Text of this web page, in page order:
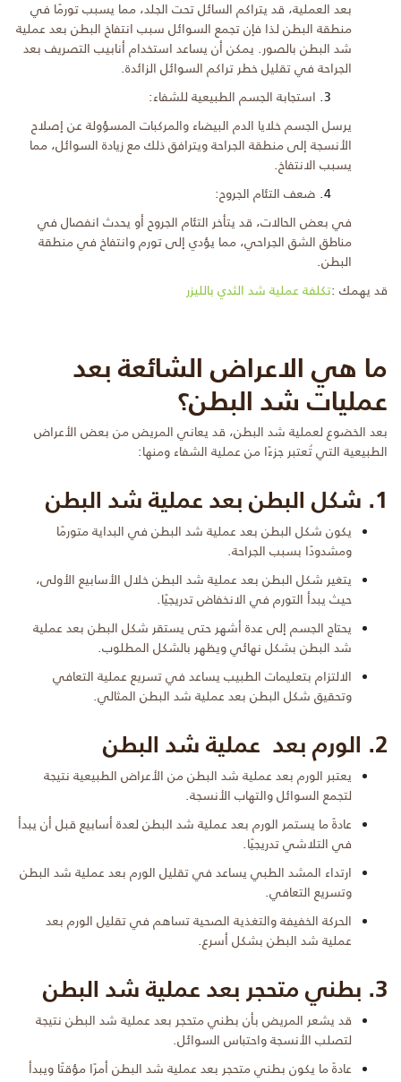
بعد العملية، قد يتراكم السائل تحت الجلد، مما يسبب تورمًا في
منطقة البطن لذا فإن تجمع السوائل سبب انتفاخ البطن بعد عملية
شد البطن بالصور. يمكن أن يساعد استخدام أنابيب التصريف بعد
الجراحة في تقليل خطر تراكم السوائل الزائدة.
استجابة الجسم الطبيعية للشفاء:
يرسل الجسم خلايا الدم البيضاء والمركبات المسؤولة عن إصلاح
الأنسجة إلى منطقة الجراحة ويترافق ذلك مع زيادة السوائل، مما
يسبب الانتفاخ.
ضعف التئام الجروح:
في بعض الحالات، قد يتأخر التئام الجروح أو يحدث انفصال في
مناطق الشق الجراحي، مما يؤدي إلى تورم وانتفاخ في منطقة
البطن.
قد يهمك :تكلفة عملية شد الثدي بالليزر
ما هي الاعراض الشائعة بعد
عمليات شد البطن؟
بعد الخضوع لعملية شد البطن، قد يعاني المريض من بعض الأعراض
الطبيعية التي تُعتبر جزءًا من عملية الشفاء ومنها:
1. شكل البطن بعد عملية شد البطن
يكون شكل البطن بعد عملية شد البطن في البداية متورمًا
ومشدودًا بسبب الجراحة.
يتغير شكل البطن بعد عملية شد البطن خلال الأسابيع الأولى،
حيث يبدأ التورم في الانخفاض تدريجيًا.
يحتاج الجسم إلى عدة أشهر حتى يستقر شكل البطن بعد عملية
شد البطن بشكل نهائي ويظهر بالشكل المطلوب.
الالتزام بتعليمات الطبيب يساعد في تسريع عملية التعافي
وتحقيق شكل البطن بعد عملية شد البطن المثالي.
2. الورم بعد عملية شد البطن
يعتبر الورم بعد عملية شد البطن من الأعراض الطبيعية نتيجة
لتجمع السوائل والتهاب الأنسجة.
عادةً ما يستمر الورم بعد عملية شد البطن لعدة أسابيع قبل أن يبدأ
في التلاشي تدريجيًا.
ارتداء المشد الطبي يساعد في تقليل الورم بعد عملية شد البطن
وتسريع التعافي.
الحركة الخفيفة والتغذية الصحية تساهم في تقليل الورم بعد
عملية شد البطن بشكل أسرع.
3. بطني متحجر بعد عملية شد البطن
قد يشعر المريض بأن بطني متحجر بعد عملية شد البطن نتيجة
لتصلب الأنسجة واحتباس السوائل.
عادةً ما يكون بطني متحجر بعد عملية شد البطن أمرًا مؤقتًا ويبدأ